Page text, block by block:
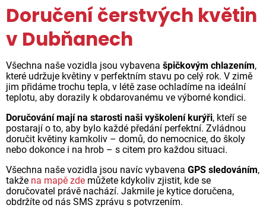
Doručení čerstvých květin
v Dubňanech
Všechna naše vozidla jsou vybavena špičkovým chlazením,
které udržuje květiny v perfektním stavu po celý rok. V zimě
jim přidáme trochu tepla, v létě zase ochladíme na ideální
teplotu, aby dorazily k obdarovanému ve výborné kondici.
Doručování mají na starosti naši vyškolení kurýři, kteří se
postarají o to, aby bylo každé předání perfektní. Zvládnou
doručit květiny kamkoliv – domů, do nemocnice, do školy
nebo dokonce i na hrob – s citem pro každou situaci.
Všechna naše vozidla jsou navíc vybavena GPS sledováním,
takže na mapě zde můžete kdykoliv zjistit, kde se
doručovatel právě nachází. Jakmile je kytice doručena,
obdržíte od nás SMS zprávu s potvrzením.